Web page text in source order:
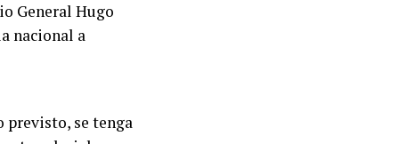
General Hugo
nacional a
previsto, se tenga